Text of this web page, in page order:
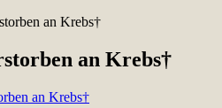
an Krebs†
an Krebs†